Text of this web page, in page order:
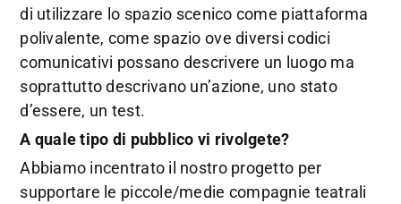
di utilizzare lo spazio scenico come piattaforma
polivalente, come spazio ove diversi codici
comunicativi possano descrivere un luogo ma
soprattutto descrivano un’azione, uno stato
d’essere, un test.
A quale tipo di pubblico vi rivolgete?
Abbiamo incentrato il nostro progetto per
supportare le piccole/medie compagnie teatrali